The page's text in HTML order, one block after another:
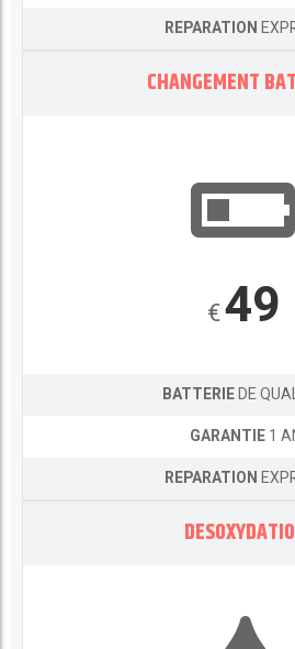
REPARATION
CHANGEMENT
€49
BATTERIEDE
GARANTIE1
REPARATION